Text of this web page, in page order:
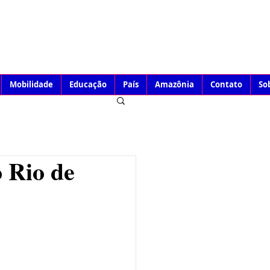
Mobilidade Educação País Amazônia Contato
Rio de